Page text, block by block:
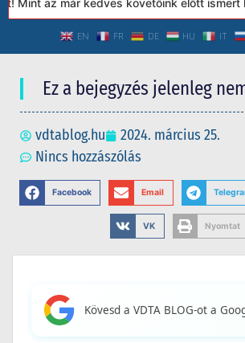
az már kedves követőink előtt ismert
EN FR DE HU IT
Ez a bejegyzés jelenleg
vdtablog.hu
2024. március 25.
Nincs hozzászólás
Facebook Email
VK Nyomtat
Kövesd a VDTA BLOG-ot a